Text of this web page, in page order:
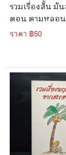
รวมเรื่องสั้น มั
ตอน ตามหลอ
สะกดจิต
ราคา ฿50